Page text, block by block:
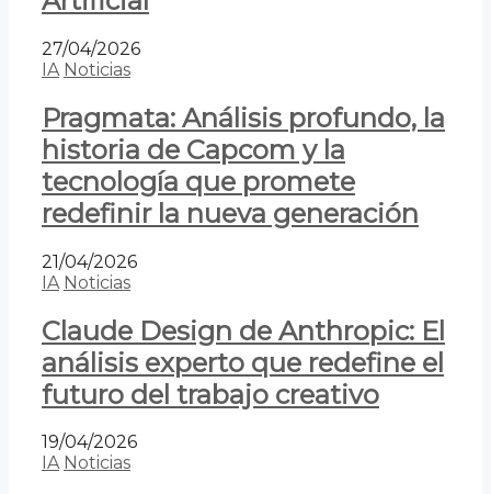
27/04/2026
IA Noticias
Pragmata: Análisis profundo, la
historia de Capcom y la
tecnología que promete
redefinir la nueva generación
21/04/2026
IA Noticias
Claude Design de Anthropic: El
análisis experto que redefine el
futuro del trabajo creativo
19/04/2026
IA Noticias